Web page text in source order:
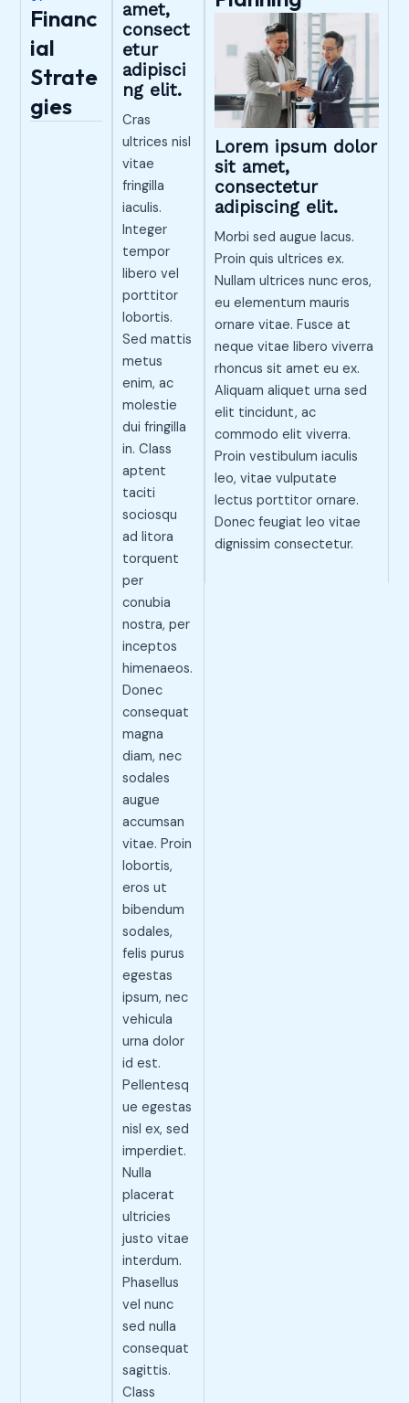
Financ
ial
Strate
gies
amet,
consect
etur
adipisci
ng elit.
Cras
ultrices nisl
vitae
fringilla
iaculis.
Integer
tempor
libero vel
porttitor
lobortis.
Sed mattis
metus
enim, ac
molestie
dui fringilla
in. Class
aptent
taciti
sociosqu
ad litora
torquent
per
conubia
nostra, per
inceptos
himenaeos.
Donec
consequat
magna
diam, nec
sodales
augue
accumsan
vitae. Proin
lobortis,
eros ut
bibendum
sodales,
felis purus
egestas
ipsum, nec
vehicula
urna dolor
id est.
Pellentesq
ue egestas
nisl ex, sed
imperdiet.
Nulla
placerat
ultricies
justo vitae
interdum.
Phasellus
vel nunc
sed nulla
consequat
sagittis.
Class
Lorem ipsum dolor
sit amet,
consectetur
adipiscing elit.
Morbi sed augue lacus.
Proin quis ultrices ex.
Nullam ultrices nunc eros,
eu elementum mauris
ornare vitae. Fusce at
neque vitae libero viverra
rhoncus sit amet eu ex.
Aliquam aliquet urna sed
elit tincidunt, ac
commodo elit viverra.
Proin vestibulum iaculis
leo, vitae vulputate
lectus porttitor ornare.
Donec feugiat leo vitae
dignissim consectetur.